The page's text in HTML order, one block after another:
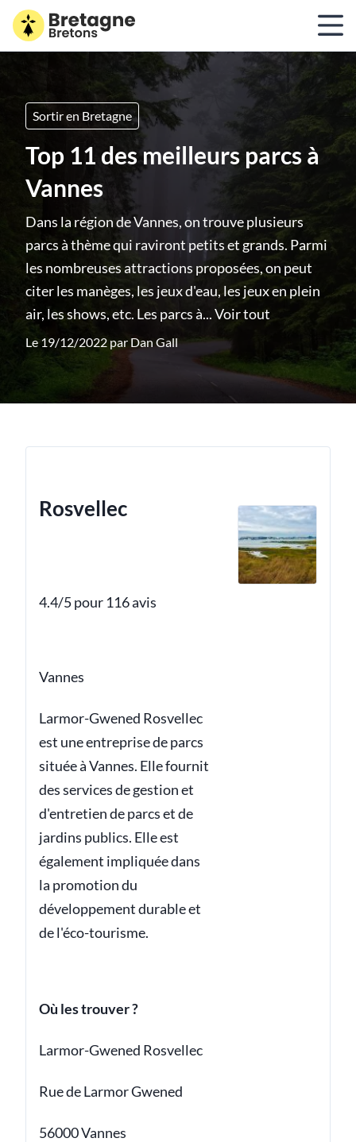
Sortir en Bretagne
Top 11 des meilleurs parcs à
Vannes
Dans la région de Vannes, on trouve plusieurs
parcs à thème qui raviront petits et grands. Parmi
les nombreuses attractions proposées, on peut
citer les manèges, les jeux d'eau, les jeux en plein
air, les shows, etc. Les parcs à...Voir tout
Le 19/12/2022 par Dan Gall
Rosvellec
4.4/5 pour 116 avis
Vannes
Larmor-Gwened Rosvellec
est une entreprise de parcs
située à Vannes. Elle fournit
des services de gestion et
d'entretien de parcs et de
jardins publics. Elle est
également impliquée dans
la promotion du
développement durable et
de l'éco-tourisme.
Où les trouver ?
Larmor-Gwened Rosvellec
Rue de Larmor Gwened
56000 Vannes